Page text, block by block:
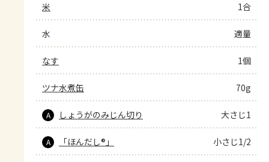
米 1合
水 適量
なす 1個
ツナ水煮缶 70g
A しょうがのみじん切り 大さじ1
A 「ほんだし®」 小さじ1/2